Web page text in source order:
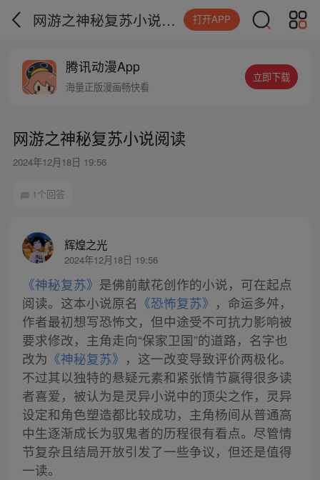
网游之神秘复苏小说阅读 打开APP
腾讯动漫App
海量正版漫画畅快看
立即下载
网游之神秘复苏小说阅读
2024年12月18日 19:56
1个回答
辉煌之光
2024年12月18日 19:56
《神秘复苏》 是佛前献花创作的小说，可在起点
阅读。这本小说原名 《恐怖复苏》 ，命运多舛，
作者最初想写恐怖文，但中途受不可抗力影响被
要求修改，主角走向“保家卫国”的道路，名字也
改为 《神秘复苏》 ，这一改变导致评价两极化。
不过其以独特的悬疑元素和紧张情节赢得很多读
者喜爱，被认为是灵异小说中的顶尖之作，灵异
设定和角色塑造都比较成功，主角杨间从普通高
中生逐渐成长为驭鬼者的历程很有看点。尽管情
节复杂且结局开放引发了一些争议，但还是值得
一读。